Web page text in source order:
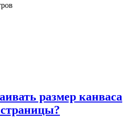
размер канваса